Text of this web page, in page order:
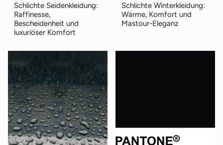
Schlichte Seidenkleidung:
Raffinesse,
Bescheidenheit und
luxuriöser Komfort
Schlichte Winterkleidung:
Wärme, Komfort und
Mastour-Eleganz